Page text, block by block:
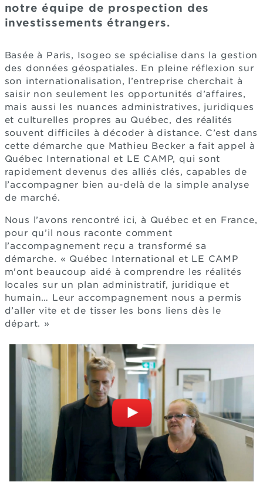
notre équipe de prospection des
investissements étrangers.
Basée à Paris, Isogeo se spécialise dans la gestion
des données géospatiales. En pleine réflexion sur
son internationalisation, l’entreprise cherchait à
saisir non seulement les opportunités d’affaires,
mais aussi les nuances administratives, juridiques
et culturelles propres au Québec, des réalités
souvent difficiles à décoder à distance. C’est dans
cette démarche que Mathieu Becker a fait appel à
Québec International et LE CAMP, qui sont
rapidement devenus des alliés clés, capables de
l’accompagner bien au-delà de la simple analyse
de marché.
Nous l’avons rencontré ici, à Québec et en France,
pour qu’il nous raconte comment
l’accompagnement reçu a transformé sa
démarche. « Québec International et LE CAMP
m'ont beaucoup aidé à comprendre les réalités
locales sur un plan administratif, juridique et
humain… Leur accompagnement nous a permis
d’aller vite et de tisser les bons liens dès le
départ. »